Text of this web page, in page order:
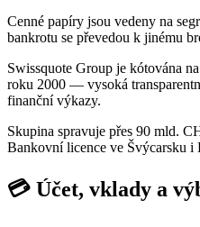
Cenné papíry jsou vedeny na
bankrotu se převedou k jinému
Swissquote Group je kótována
roku 2000 — vysoká
finanční výkazy.
Skupina spravuje přes 90 mld.
Bankovní licence ve Švýcarsku i
💳 Účet, vklady a